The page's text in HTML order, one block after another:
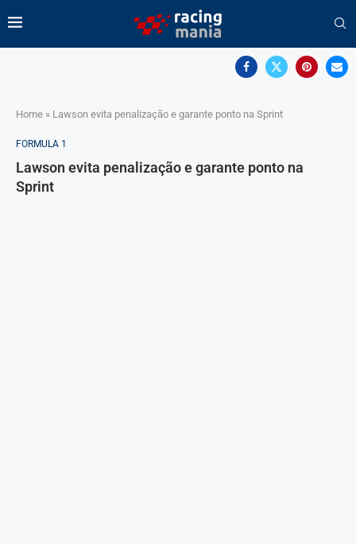
Home » Lawson evita penalização e garante ponto na Sprint
FORMULA 1
Lawson evita penalização e garante ponto na
Sprint